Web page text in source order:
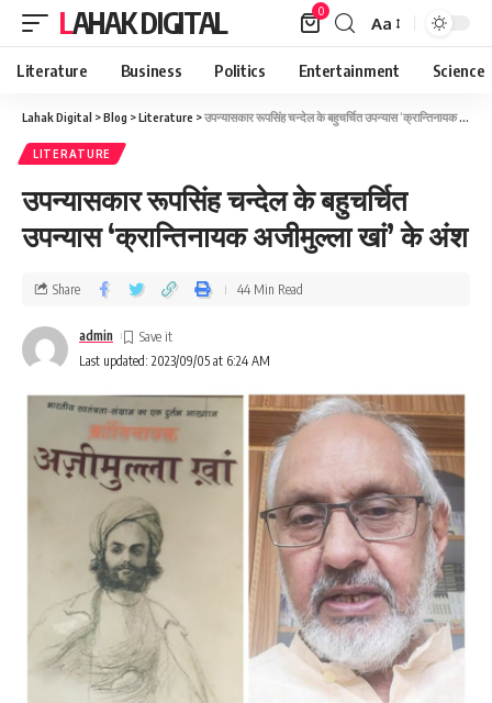
LAHAK DIGITAL 0
Aa
Literature Business Politics Entertainment Science
Lahak Digital >Blog >Literature >उपन्यासकार रूपसिंह चन्देल के बहुचर्चित उपन्यास ‘क्रान्तिनायक अजीमुल्ला खां’ के अंश
LITERATURE
उपन्यासकार रूपसिंह चन्देल के बहुचर्चित
उपन्यास ‘क्रान्तिनायक अजीमुल्ला खां’ के अंश
Last updated: 2023/09/05 at 6:24 AM
admin
Share 44 Min Read